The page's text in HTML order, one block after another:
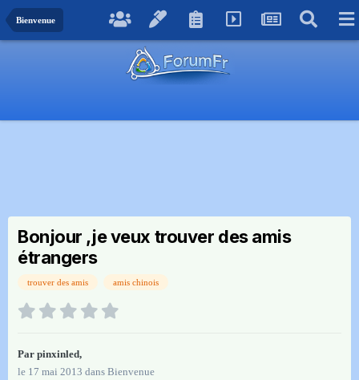
Bienvenue
Bonjour ,je veux trouver des amis
étrangers
trouver des amis amis chinois
Par pinxinled,
le 17 mai 2013 dans Bienvenue